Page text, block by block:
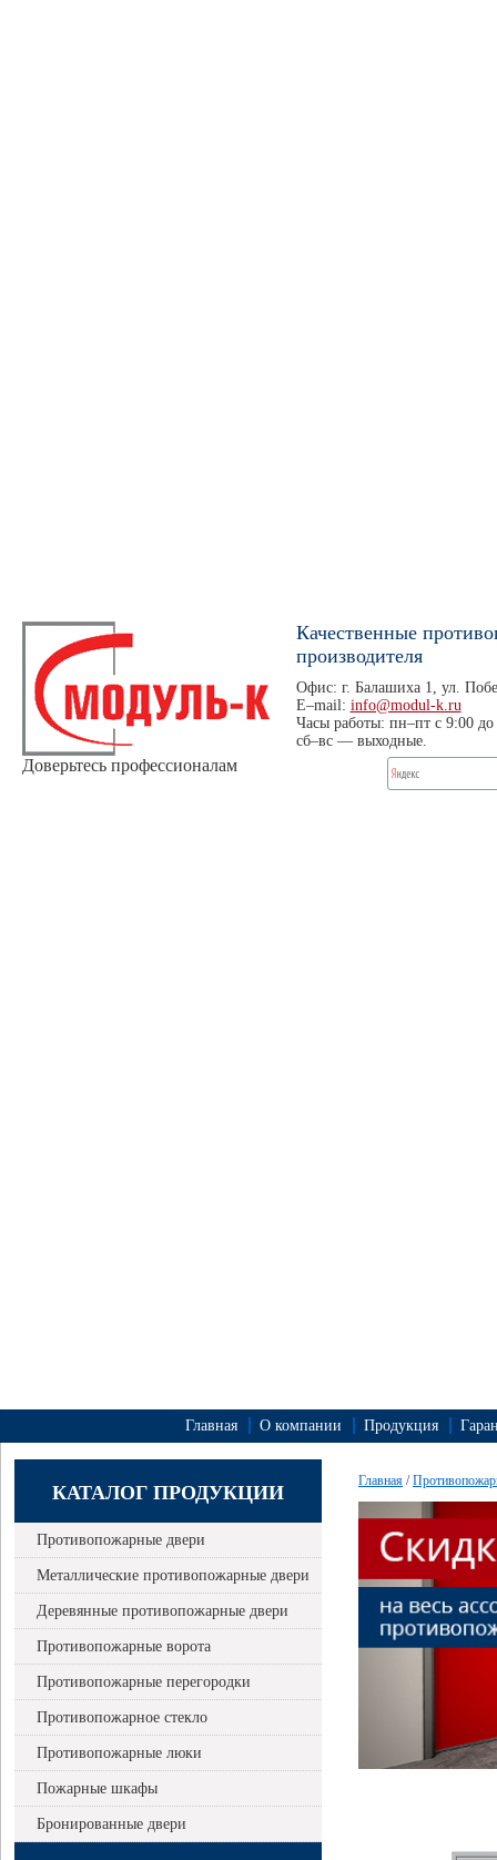
Доверьтесь профессионалам
Качественные
производителя
Офис: г. Балашиха 1, ул.
E–mail: info@modul-k.ru
Часы работы: пн–пт с 9:00 до
сб–вс — выходные.
Главная О компании Продукция
КАТАЛОГ ПРОДУКЦИИ
Противопожарные двери
Металлические противопожарные двери
Деревянные противопожарные двери
Противопожарные ворота
Противопожарные перегородки
Противопожарное стекло
Противопожарные люки
Пожарные шкафы
Бронированные двери
Главная /